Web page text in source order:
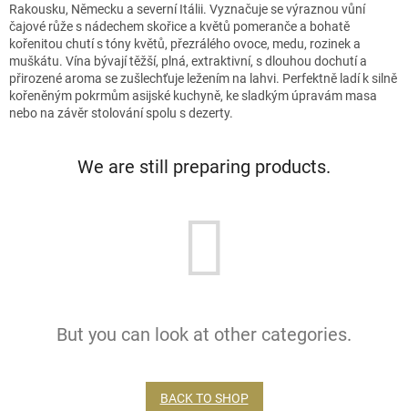
Rakousku, Německu a severníItálii. Vyznačuje se výraznou vůní
čajové růže s nádechem skořice a květů pomeranče a bohatě
kořenitou chutí s tóny květů, přezrálého ovoce, medu, rozinek a
muškátu. Vína bývají těžší, plná, extraktivní, s dlouhou dochutí a
přirozené aroma se zušlechťuje ležením na lahvi. Perfektně ladí k silně
kořeněným pokrmům asijské kuchyně, ke sladkým úpravám masa
nebo na závěr stolování spolu s dezerty.
We are still preparing products.
But you can look at other categories.
BACK TO SHOP